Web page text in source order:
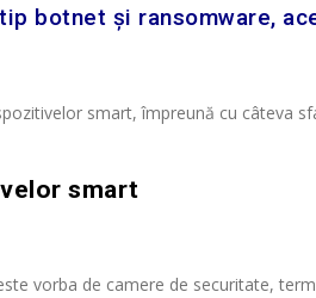
botnet și ransomware,
smart, împreună cu câteva
smart
vorba de camere de securitate,